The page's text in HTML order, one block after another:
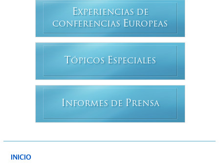
EXPERIENCIAS DE
CONFERENCIAS EUROPEAS
T ÓPICOS ESPECIALES
INFORMES DE PRENSA
INICIO